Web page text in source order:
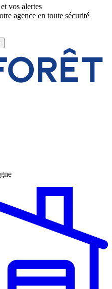
vos alertes
agence en toute sécurité